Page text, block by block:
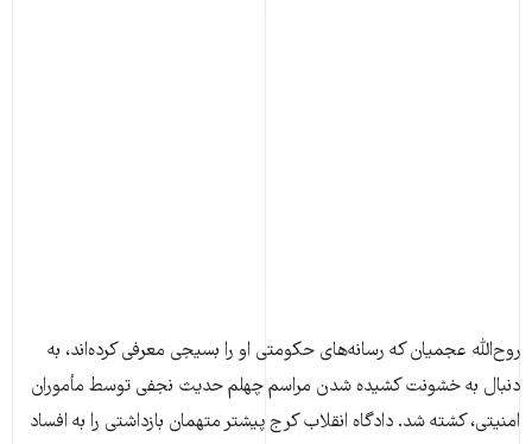
روح‌الله عجمیان که رسانه‌های حکومتی او را بسیجی معرفی کرده‌اند، به
دنبال به خشونت کشیده شدن مراسم چهلم حدیث نجفی توسط مأموران
امنیتی، کشته شد. دادگاه انقلاب کرج پیشتر متهمان بازداشتی را به افساد